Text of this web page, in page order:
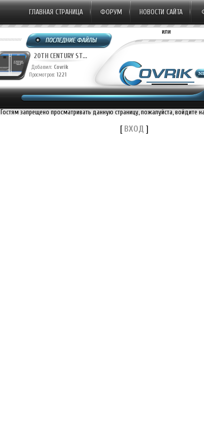
ГЛАВНАЯ СТРАНИЦА ФОРУМ НОВОСТИ САЙТА
20TH CENTURY ST...
Добавил: Covrik
Просмотров: 1221
Добавил:
Просмотров:1137
или
Гостям запрещено просматривать данную страницу, пожалуйста, войдите
[ВХОД ]